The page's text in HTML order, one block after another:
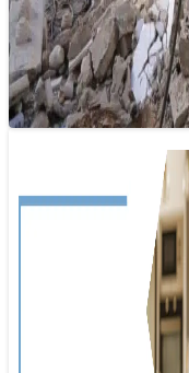
Mỗi nhà báo đều đối
chất riêng, và không